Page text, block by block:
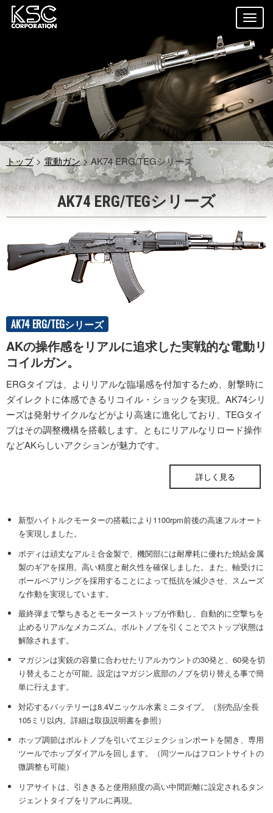
トップ> 電動ガン> AK74 ERG/TEGシリーズ
AK74 ERG/TEGシリーズ
AK74 ERG/TEGシリーズ
AKの操作感をリアルに追求した実戦的な電動リ
コイルガン。
ERGタイプは、よりリアルな臨場感を付加するため、射撃時に
ダイレクトに体感できるリコイル・ショックを実現。AK74シリ
ーズは発射サイクルなどがより高速に進化しており、TEGタイ
プはその調整機構を搭載します。ともにリアルなリロード操作
などAKらしいアクションが魅力です。
詳しく見る
新型ハイトルクモーターの搭載により1100rpm前後の高速フルオート
を実現しました。
ボディは頑丈なアルミ合金製で、機関部には耐摩耗に優れた焼結金属
製のギアを採用。高い精度と耐久性を確保しました。また、軸受けに
ボールベアリングを採用することによって抵抗を減少させ、スムーズ
な作動を実現しています。
最終弾まで撃ちきるとモーターストップが作動し、自動的に空撃ちを
止めるリアルなメカニズム。ボルトノブを引くことでストップ状態は
解除されます。
マガジンは実銃の容量に合わせたリアルカウントの30発と、60発を切
り替えることが可能。設定はマガジン底部のノブを切り替える事で簡
単に行えます。
対応するバッテリーは8.4Vニッケル水素ミニタイプ。（別売品/全長
105ミリ以内。詳細は取扱説明書を参照）
ホップ調節はボルトノブを引いてエジェクションポートを開き、専用
ツールでホップダイアルを回します。（同ツールはフロントサイトの
微調整も可能）
リアサイトは、引ききると使用頻度の高い中間距離に設定されるタン
ジェントタイプをリアルに再現。